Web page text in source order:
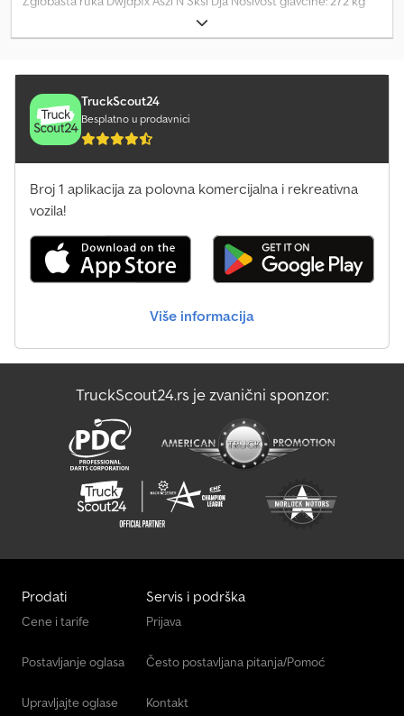
Obratite se centru za prodaju polovne opreme za više informacija.
DE01
TruckScout24
Besplatno u prodavnici
Broj 1 aplikacija za polovna komercijalna i rekreativna
vozila!
Više informacija
TruckScout24.rs je zvanični sponzor:
Prodati
Cene i tarife
Postavljanje oglasa
Upravljajte oglase
Servis i podrška
Prijava
Često postavljana pitanja/Pomoć
Kontakt